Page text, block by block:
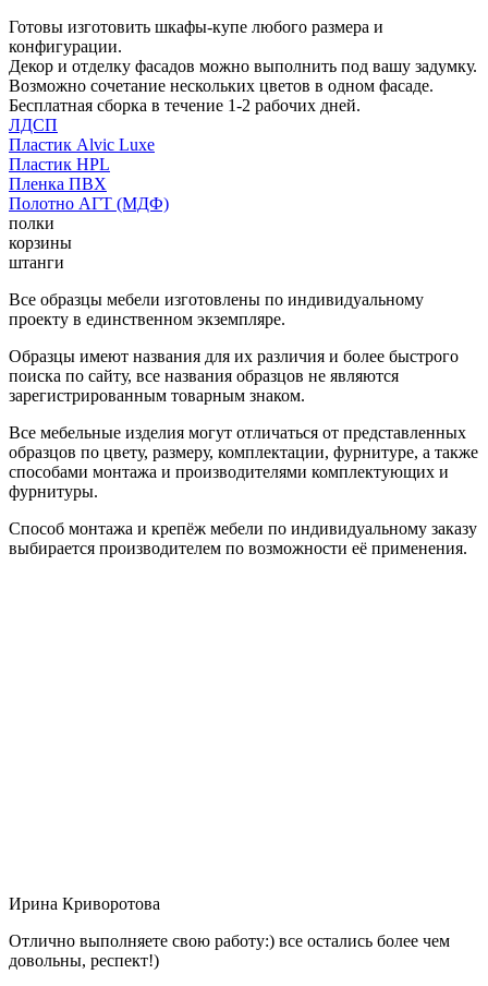
Готовы изготовить шкафы-купе любого размера и
конфигурации.
Декор и отделку фасадов можно выполнить под вашу задумку.
Возможно сочетание нескольких цветов в одном фасаде.
Бесплатная сборка в течение 1-2 рабочих дней.
ЛДСП
Пластик Alvic Luxe
Пластик HPL
Пленка ПВХ
Полотно АГТ (МДФ)
полки
корзины
штанги
Все образцы мебели изготовлены по индивидуальному
проекту в единственном экземпляре.
Образцы имеют названия для их различия и более быстрого
поиска по сайту, все названия образцов не являются
зарегистрированным товарным знаком.
Все мебельные изделия могут отличаться от представленных
образцов по цвету, размеру, комплектации, фурнитуре, а также
способами монтажа и производителями комплектующих и
фурнитуры.
Способ монтажа и крепёж мебели по индивидуальному заказу
выбирается производителем по возможности её применения.
Ирина Криворотова
Отлично выполняете свою работу:) все остались более чем
довольны, респект!)